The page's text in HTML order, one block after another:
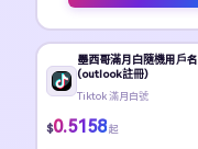
墨西哥滿月白隨機用戶名
(outlook註冊)
Tiktok 滿月白號
$0.5158 起